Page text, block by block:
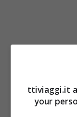
Detto ciò,
destinazioni
ttiviaggi.it
your